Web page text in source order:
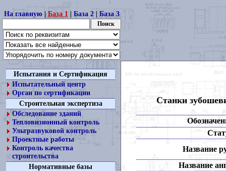
На главную| База 1| База 2| База 3
Испытания и Сертификация
Испытательный центр
Орган по сертификации
Строительная экспертиза
Обследование зданий
Тепловизионный контроль
Ультразвуковой контроль
Проектные работы
Контроль качества
строительства
Нормативные базы
Станки
Название
Название